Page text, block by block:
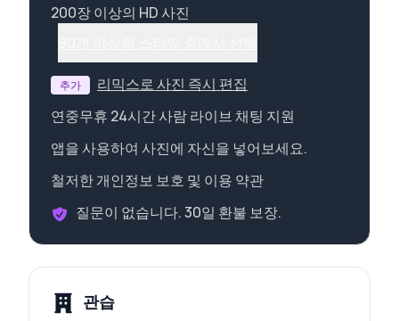
200장 이상의 HD 사진
추가
리믹스로 사진 즉시 편집
연중무휴 24시간 사람 라이브 채팅 지원
앱을 사용하여 사진에 자신을 넣어보세요.
철저한 개인정보 보호 및 이용 약관
질문이 없습니다. 30일 환불 보장.
관습